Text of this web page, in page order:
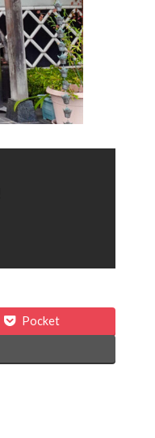
Pocket